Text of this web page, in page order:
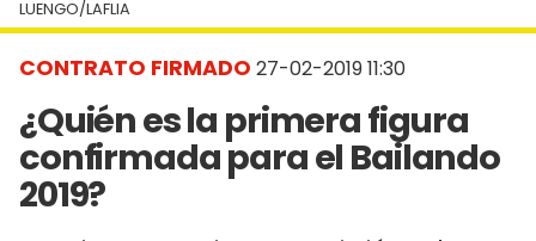
CONTRATO FIRMADO 27-02-2019 11:30
¿Quién es la primera figura
confirmada para el Bailando
2019?
LUENGO/LAFLIA